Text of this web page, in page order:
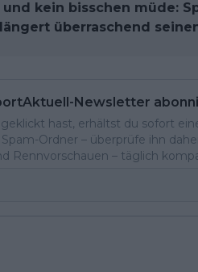
kein bisschen müde:
überraschend
Newsletter
hast, erhältst du sofort
Ordner – überprüfe ihn
Rennvorschauen – täglich